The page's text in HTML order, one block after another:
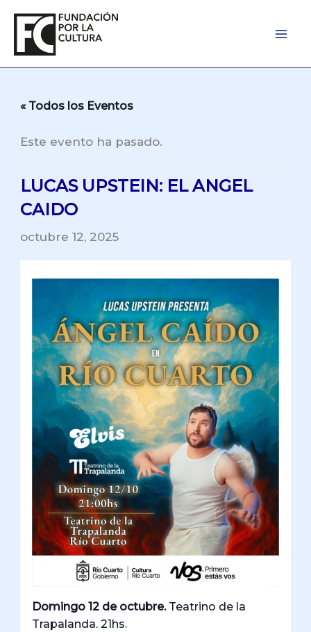
contenido
« Todos los Eventos
Este evento ha pasado.
LUCAS UPSTEIN: EL ANGEL
CAIDO
octubre 12, 2025
Domingo 12 de octubre.Teatrino de la
Trapalanda. 21hs.